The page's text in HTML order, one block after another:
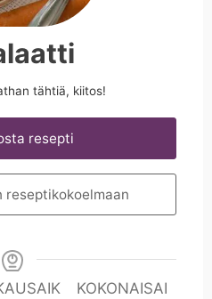
tähtiä, kiitos!
resepti
reseptikokoelmaan
KOKONAISAI